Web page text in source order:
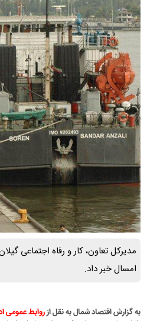
امسال خبر داد.
به گزارش اقتصاد شمال به نقل ازروابط عمومی